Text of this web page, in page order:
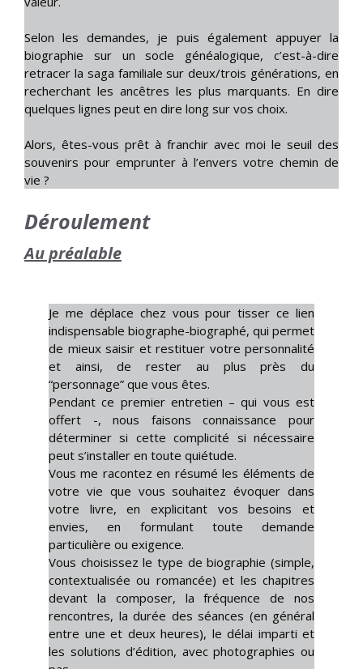
Selon les demandes, je puis également appuyer la
biographie sur un socle généalogique, c’est-à-dire
retracer la saga familiale sur deux/trois générations, en
recherchant les ancêtres les plus marquants. En dire
quelques lignes peut en dire long sur vos choix.
Alors, êtes-vous prêt à franchir avec moi le seuil des
souvenirs pour emprunter à l’envers votre chemin de
vie ?
Déroulement
Au préalable
Je me déplace chez vous pour tisser ce lien
indispensable biographe-biographé, qui permet
de mieux saisir et restituer votre personnalité
et ainsi, de rester au plus près du
“personnage” que vous êtes.
Pendant ce premier entretien – qui vous est
offert -, nous faisons connaissance pour
déterminer si cette complicité si nécessaire
peut s’installer en toute quiétude.
Vous me racontez en résumé les éléments de
votre vie que vous souhaitez évoquer dans
votre livre, en explicitant vos besoins et
envies, en formulant toute demande
particulière ou exigence.
Vous choisissez le type de biographie (simple,
contextualisée ou romancée) et les chapitres
devant la composer, la fréquence de nos
rencontres, la durée des séances (en général
entre une et deux heures), le délai imparti et
les solutions d’édition, avec photographies ou